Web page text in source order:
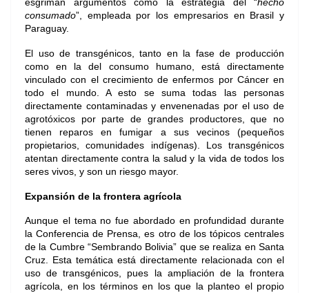
consumado”, empleada por los empresarios en Brasil y
Paraguay.
El uso de transgénicos, tanto en la fase de producción
como en la del consumo humano, está directamente
vinculado con el crecimiento de enfermos por Cáncer en
todo el mundo. A esto se suma todas las personas
directamente contaminadas y envenenadas por el uso de
agrotóxicos por parte de grandes productores, que no
tienen reparos en fumigar a sus vecinos (pequeños
propietarios, comunidades indígenas). Los transgénicos
atentan directamente contra la salud y la vida de todos los
seres vivos, y son un riesgo mayor.
Expansión de la frontera agrícola
Aunque el tema no fue abordado en profundidad durante
la Conferencia de Prensa, es otro de los tópicos centrales
de la Cumbre “Sembrando Bolivia” que se realiza en Santa
Cruz. Esta temática está directamente relacionada con el
uso de transgénicos, pues la ampliación de la frontera
agrícola, en los términos en los que la planteo el propio